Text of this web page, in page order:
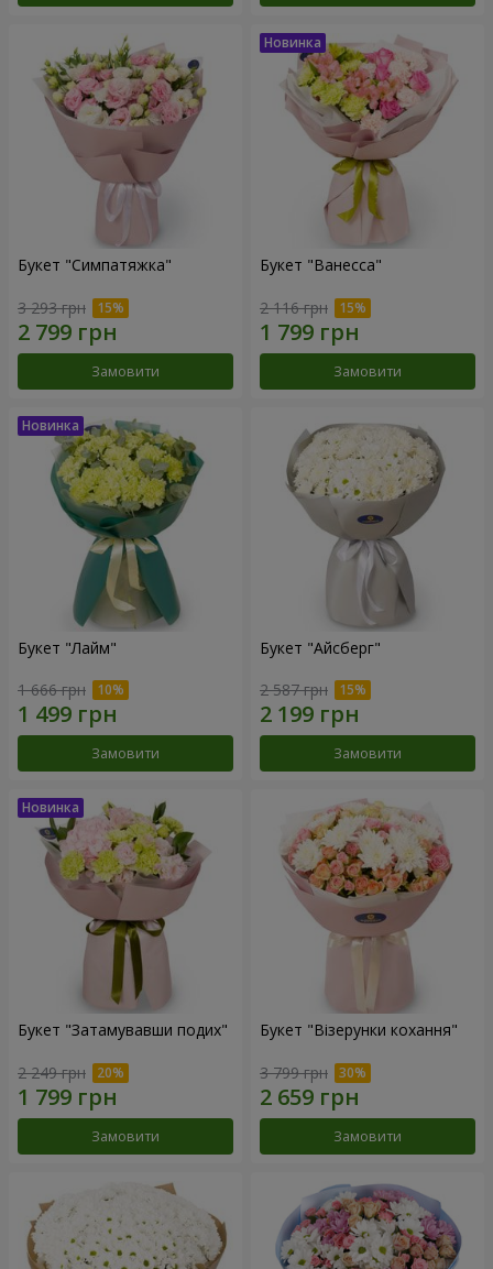
Букет "Симпатяжка"
3 293 грн
Замовити
Букет "Ванесса"
2 116 грн
Замовити
Букет "Лайм"
1 666 грн
Замовити
Букет "Айсберг"
2 587 грн
Замовити
Букет "Затамувавши подих"
2 249 грн
Замовити
Букет "Візерунки кохання"
3 799 грн
Замовити